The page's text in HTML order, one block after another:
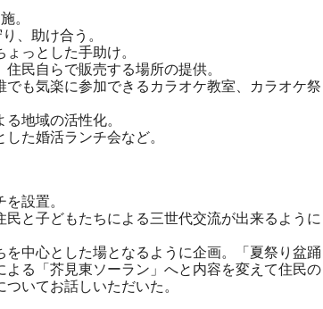
。
助け合う。
とした手助け。
自らで販売する場所の提供。
楽に参加できるカラオケ教室、カラオケ祭
域の活性化。
とした婚活ランチ会など。
設置。
と子どもたちによる三世代交流が出来るように
中心とした場となるように企画。「夏祭り盆踊
る「芥見東ソーラン」へと内容を変えて住民の
いてお話しいただいた。